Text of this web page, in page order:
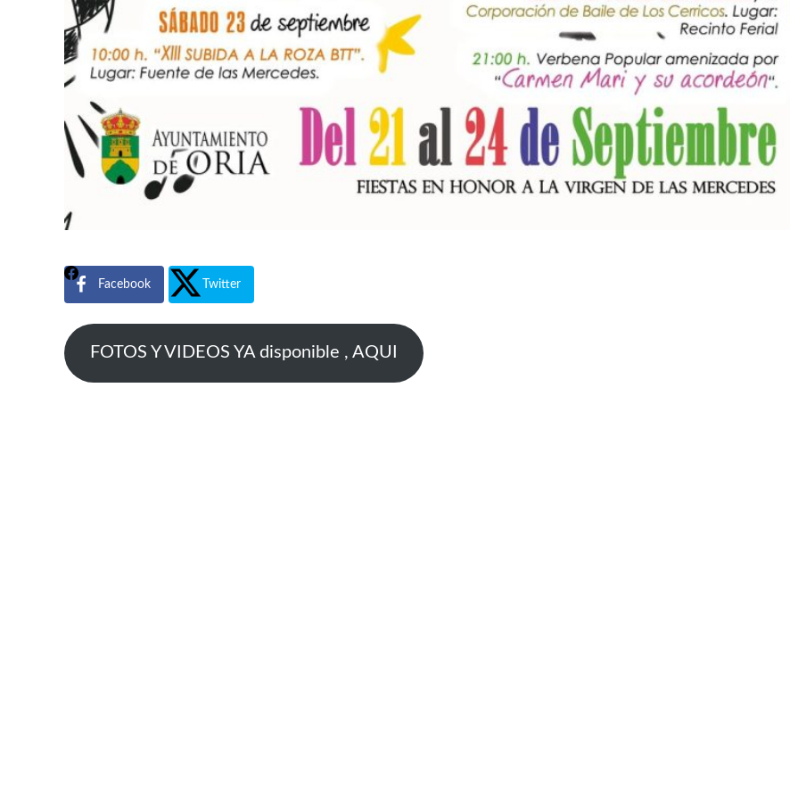
Facebook Twitter
FOTOS Y VIDEOS YA disponible , AQUI